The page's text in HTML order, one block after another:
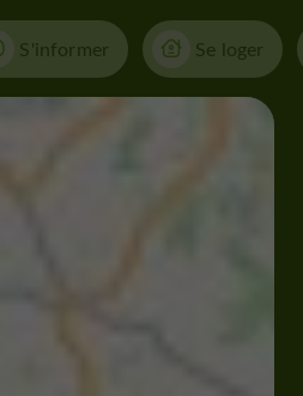
S'informer Se loger